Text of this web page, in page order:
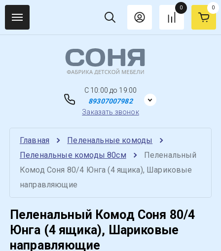
0
0
C 10:00 до 19:00
89307007982
Заказать звонок
Главная
Пеленальные комоды
Пеленальные комоды 80см
Пеленальный
Комод Соня 80/4 Юнга (4 ящика), Шариковые
направляющие
Пеленальный Комод Соня 80/4
Юнга (4 ящика), Шариковые
направляющие